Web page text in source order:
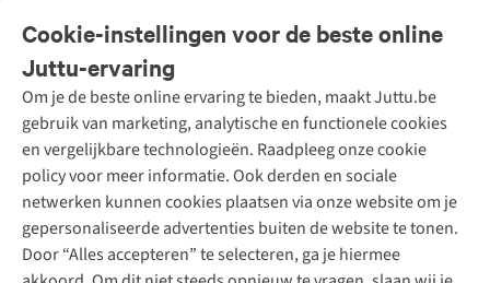
Cookie-instellingen voor de beste online
Juttu-ervaring
Om je de beste online ervaring te bieden, maakt Juttu.be
gebruik van marketing, analytische en functionele cookies
en vergelijkbare technologieën. Raadpleeg onze cookie
policy voor meer informatie. Ook derden en sociale
netwerken kunnen cookies plaatsen via onze website om je
gepersonaliseerde advertenties buiten de website te tonen.
Door “Alles accepteren” te selecteren, ga je hiermee
Bestellen
Betalen
10% studentenkorting
Klarna - achteraf betalen
Levering
Retourneren
Bestelling herroepen
Garantie
Contact
Onze diensten
Tweedehands - ReJUsed
Kledingatelier
Personal shopping
Textielbox
Events / workshops
Juttu
Over ons
Juttu Friends
Inspiratie
Werken bij Juttu
Onze winkels
Merken
Nathalie Vleeschouwer
Selected dames
HKLiving
Meld je aan voor de nieuwsbrief